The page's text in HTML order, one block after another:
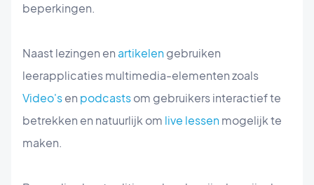
beperkingen.
Naast lezingen en artikelengebruiken
leerapplicaties multimedia-elementen zoals
Video'sen podcastsom gebruikers interactief te
betrekken en natuurlijk om live lessenmogelijk te
maken.